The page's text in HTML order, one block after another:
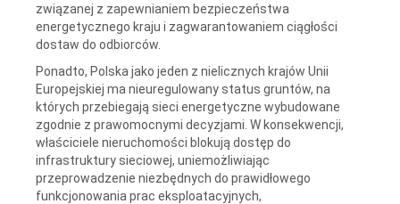
związanej z zapewnianiem bezpieczeństwa
energetycznego kraju i zagwarantowaniem ciągłości
dostaw do odbiorców.
Ponadto, Polska jako jeden z nielicznych krajów Unii
Europejskiej ma nieuregulowany status gruntów, na
których przebiegają sieci energetyczne wybudowane
zgodnie z prawomocnymi decyzjami. W konsekwencji,
właściciele nieruchomości blokują dostęp do
infrastruktury sieciowej, uniemożliwiając
przeprowadzenie niezbędnych do prawidłowego
funkcjonowania prac eksploatacyjnych,